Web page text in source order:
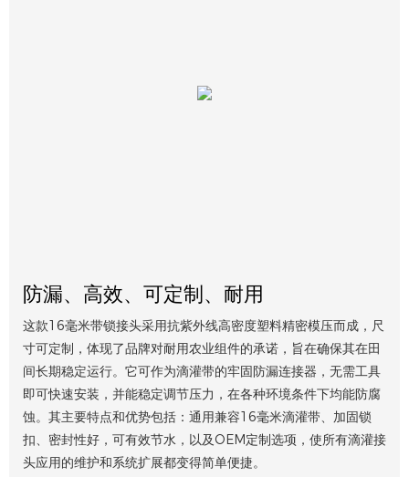
防漏、高效、可定制、耐用
这款16毫米带锁接头采用抗紫外线高密度塑料精密模压而成，尺
寸可定制，体现了品牌对耐用农业组件的承诺，旨在确保其在田
间长期稳定运行。它可作为滴灌带的牢固防漏连接器，无需工具
即可快速安装，并能稳定调节压力，在各种环境条件下均能防腐
蚀。其主要特点和优势包括：通用兼容16毫米滴灌带、加固锁
扣、密封性好，可有效节水，以及OEM定制选项，使所有滴灌接
头应用的维护和系统扩展都变得简单便捷。